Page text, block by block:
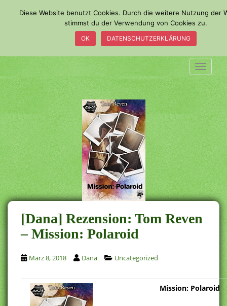
o
m
a
i
n
c
o
n
t
e
n
t
[Dana] Rezension: Tom Reven
– Mission: Polaroid
März 8, 2018 Dana Uncategorized
Mission: Polaroid
Diese Website benutzt Cookies. Durch die weitere Nutzung der
stimmst du der Verwendung von Cookies zu.
OK DATENSCHUTZERKLÄRUNG